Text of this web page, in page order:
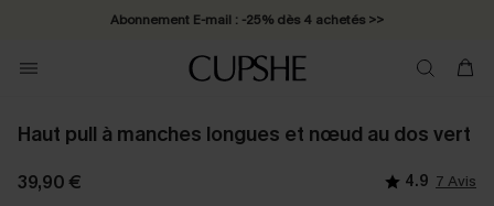
Abonnement E-mail : -25% dès 4 achetés >>
Haut pull à manches longues et nœud au dos vert
39,90 € 4.9 7 Avis